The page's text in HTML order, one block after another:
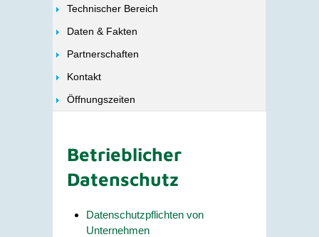
Technischer Bereich
Daten & Fakten
Partnerschaften
Kontakt
Öffnungszeiten
Betrieblicher
Datenschutz
Datenschutzpflichten von
Unternehmen